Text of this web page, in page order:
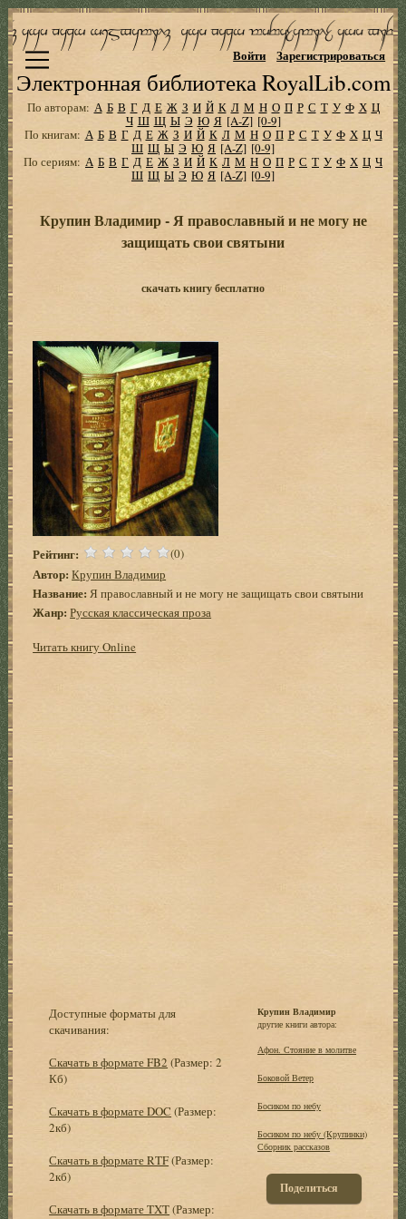
Электронная библиотека RoyalLib.com
Войти Зарегистрироваться
По авторам: А Б В Г Д Е Ж З И Й К Л М Н О П Р С Т У Ф Х Ц
Ч Ш Щ Ы Э Ю Я [A-Z] [0-9]
По книгам: А Б В Г Д Е Ж З И Й К Л М Н О П Р С Т У Ф Х Ц Ч
Ш Щ Ы Э Ю Я [A-Z] [0-9]
По сериям: А Б В Г Д Е Ж З И Й К Л М Н О П Р С Т У Ф Х Ц Ч
Ш Щ Ы Э Ю Я [A-Z] [0-9]
Крупин Владимир - Я православный и не могу не
защищать свои святыни
скачать книгу бесплатно
Рейтинг: (0)
Автор: Крупин Владимир
Название: Я православный и не могу не защищать свои святыни
Жанр: Русская классическая проза
Читать книгу Online
Доступные форматы для
скачивания:
Скачать в формате FB2 (Размер: 2
Кб)
Скачать в формате DOC (Размер:
2кб)
Скачать в формате RTF(Размер:
2кб)
Скачать в формате TXT(Размер:
Крупин Владимир
другие книги автора:
Афон. Стояние в молитве
Боковой Ветер
Босиком по небу
Босиком по небу (Крупинки)
Сборник рассказов
Поделиться